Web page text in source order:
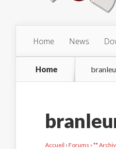
Home News
Home
Accueil › Forums › **